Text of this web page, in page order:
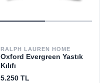
RALPH LAUREN HOME
Oxford Evergreen Yastık
Kılıfı
5.250 TL